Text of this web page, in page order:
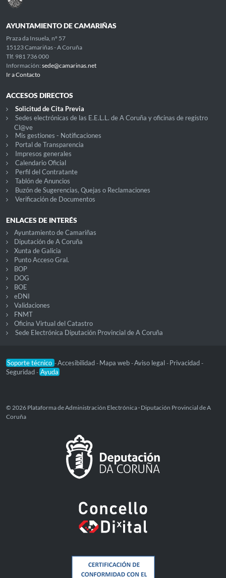
AYUNTAMIENTO DE CAMARIÑAS
Praza da Insuela, nº 57
15123 Camariñas - A Coruña
Tlf. 981 736 000
Información: sede@camarinas.net
Ir a Contacto
ACCESOS DIRECTOS
Solicitud de Cita Previa
Sedes electrónicas de las E.E.L.L. de A Coruña y oficinas de registro
Cl@ve
Mis gestiones - Notificaciones
Portal de Transparencia
Impresos generales
Calendario Oficial
Perfil del Contratante
Tablón de Anuncios
Buzón de Sugerencias, Quejas o Reclamaciones
Verificación de Documentos
ENLACES DE INTERÉS
Ayuntamiento de Camariñas
Diputación de A Coruña
Xunta de Galicia
Punto Acceso Gral.
BOP
DOG
BOE
eDNI
Validaciones
FNMT
Oficina Virtual del Catastro
Sede Electrónica Diputación Provincial de A Coruña
Soporte técnico -Accesibilidad - Mapa web -Aviso legal - Privacidad -
Seguridad - Ayuda
© 2026 Plataforma de Administración Electrónica · Diputación Provincial de A
Coruña